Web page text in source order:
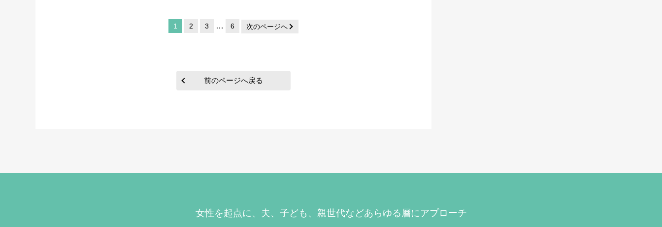
1 2 3 … 6 次のページへ
前のページへ戻る
女性を起点に、夫、子ども、親世代などあらゆる層にアプローチ